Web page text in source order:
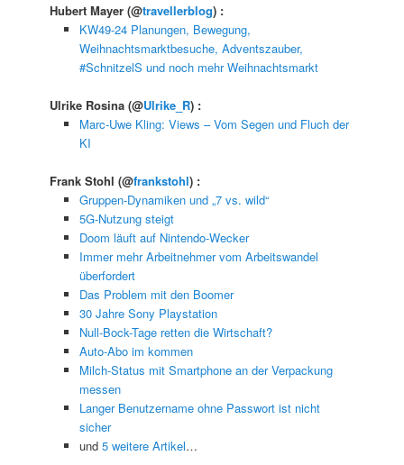
Hubert Mayer(@travellerblog) :
KW49-24 Planungen, Bewegung,
Weihnachtsmarktbesuche, Adventszauber,
#SchnitzelS und noch mehr Weihnachtsmarkt
Ulrike Rosina(@Ulrike_R) :
Marc-Uwe Kling: Views – Vom Segen und Fluch der
KI
Frank Stohl(@frankstohl) :
Gruppen-Dynamiken und „7 vs. wild“
5G-Nutzung steigt
Doom läuft auf Nintendo-Wecker
Immer mehr Arbeitnehmer vom Arbeitswandel
überfordert
Das Problem mit den Boomer
30 Jahre Sony Playstation
Null-Bock-Tage retten die Wirtschaft?
Auto-Abo im kommen
Milch-Status mit Smartphone an der Verpackung
messen
Langer Benutzername ohne Passwort ist nicht
sicher
und 5 weitere Artikel…